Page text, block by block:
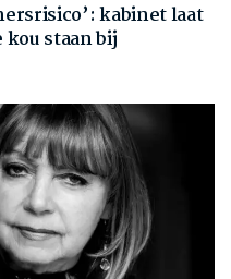
kabinet laat
staan bij